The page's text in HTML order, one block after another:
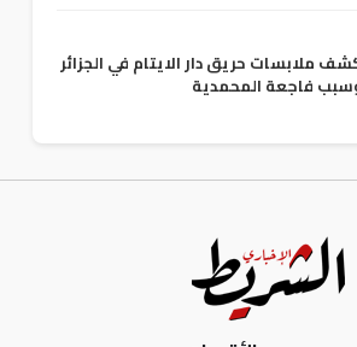
ملابسات حريق دار الايتام في الجزائر
فاجعة المحمدية